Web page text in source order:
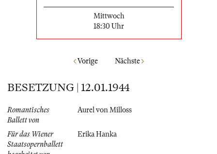
Mittwoch
18:30 Uhr
Vorige Nächste
BESETZUNG | 12.01.1944
Romantisches
Ballett von
Aurel von Milloss
Für das Wiener
Staatsopernballett
Erika Hanka